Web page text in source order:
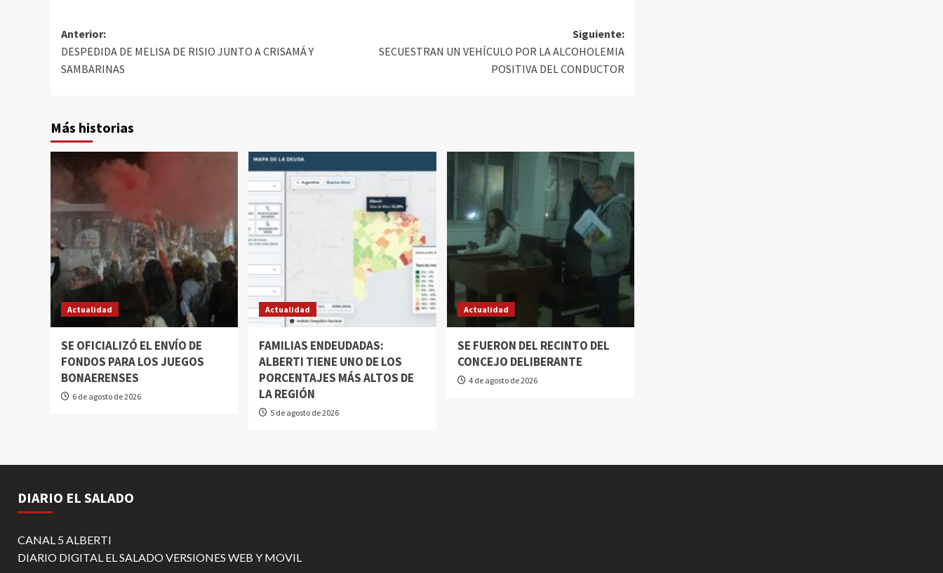
Anterior:
DESPEDIDA DE MELISA DE RISIO JUNTO A CRISAMÁ Y
SAMBARINAS
Siguiente:
SECUESTRAN UN VEHÍCULO POR LA ALCOHOLEMIA
POSITIVA DEL CONDUCTOR
Más historias
Actualidad
SE OFICIALIZÓ EL ENVÍO DE
FONDOS PARA LOS JUEGOS
BONAERENSES
6 de agosto de 2026
Actualidad
FAMILIAS ENDEUDADAS:
ALBERTI TIENE UNO DE LOS
PORCENTAJES MÁS ALTOS DE
LA REGIÓN
5 de agosto de 2026
Actualidad
SE FUERON DEL RECINTO DEL
CONCEJO DELIBERANTE
4 de agosto de 2026
DIARIO EL SALADO
CANAL 5 ALBERTI
DIARIO DIGITAL EL SALADO VERSIONES WEB Y MOVIL